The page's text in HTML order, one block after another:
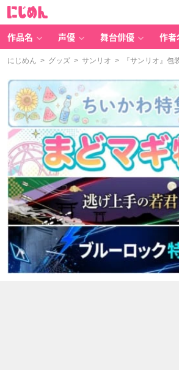
作品名 声優 舞台俳優 作者
にじめん > グッズ > サンリオ > 『サンリオ』包